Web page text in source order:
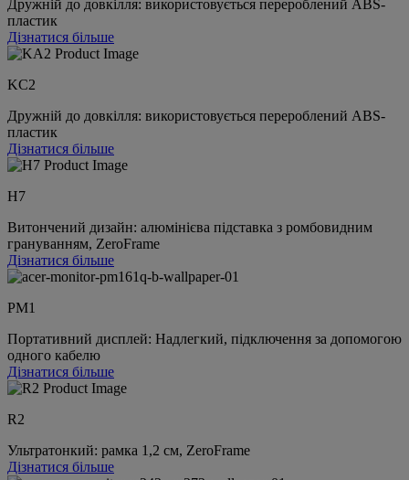
Дружній до довкілля: використовується перероблений ABS-
пластик
Дізнатися більше
KC2
Дружній до довкілля: використовується перероблений ABS-
пластик
Дізнатися більше
H7
Витончений дизайн: алюмінієва підставка з ромбовидним
грануванням, ZeroFrame
Дізнатися більше
PM1
Портативний дисплей: Надлегкий, підключення за допомогою
одного кабелю
Дізнатися більше
R2
Ультратонкий: рамка 1,2 см, ZeroFrame
Дізнатися більше